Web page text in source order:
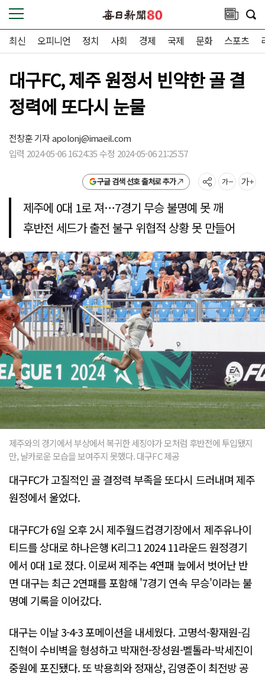
최신 오피니언 정치 사회 경제 국제 문화 스포츠
대구FC, 제주 원정서 빈약한 골 결
정력에 또다시 눈물
전창훈 기자apolonj@imaeil.com
입력 2024-05-06 16:24:35 수정 2024-05-06 21:25:57
구글 검색 선호 출처로 추가
제주에 0대 1로 져…7경기 무승 불명예 못 깨
후반전 세드가 출전 불구 위협적 상황 못 만들어
제주와의 경기에서 부상에서 복귀한 세징야가 모처럼 후반전에 투입됐지
만, 날카로운 모습을 보여주지 못했다. 대구FC 제공
대구FC가 고질적인 골 결정력 부족을 또다시 드러내며 제주
원정에서 울었다.
대구FC가 6일 오후 2시 제주월드컵경기장에서 제주유나이
티드를 상대로 하나은행 K리그1 2024 11라운드 원정경기
에서 0대 1로 졌다. 이로써 제주는 4연패 늪에서 벗어난 반
면 대구는 최근 2연패를 포함해 '7경기 연속 무승'이라는 불
명예 기록을 이어갔다.
대구는 이날 3-4-3 포메이션을 내세웠다. 고명석-황재원-김
진혁이 수비벽을 형성하고 박재현-장성원-벨톨라-박세진이
중원에 포진됐다. 또 박용희와 정재상, 김영준이 최전방 공